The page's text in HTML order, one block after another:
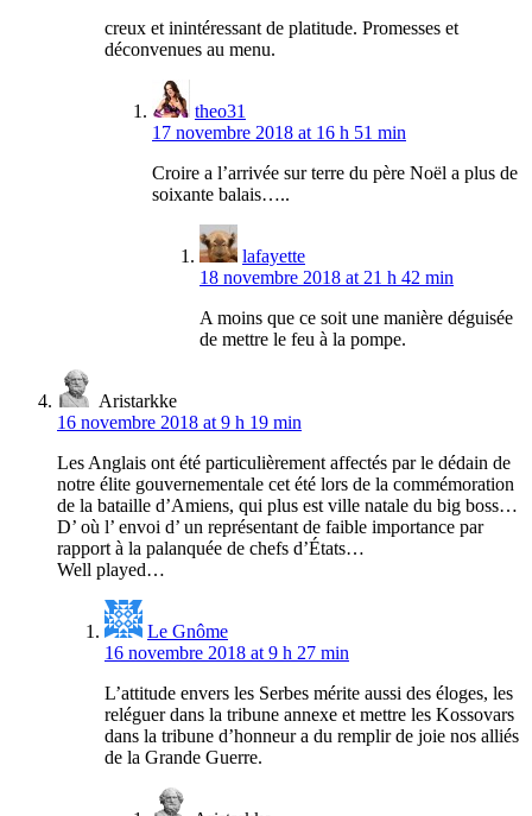
creux et inintéressant de platitude. Promesses et
déconvenues au menu.
theo31
17 novembre 2018 at 16 h 51 min
Croire a l’arrivée sur terre du père Noël a plus de
soixante balais…..
lafayette
18 novembre 2018 at 21 h 42 min
A moins que ce soit une manière déguisée
de mettre le feu à la pompe.
Aristarkke
16 novembre 2018 at 9 h 19 min
Les Anglais ont été particulièrement affectés par le dédain de
notre élite gouvernementale cet été lors de la commémoration
de la bataille d’Amiens, qui plus est ville natale du big boss…
D’ où l’ envoi d’ un représentant de faible importance par
rapport à la palanquée de chefs d’États…
Well played…
Le Gnôme
16 novembre 2018 at 9 h 27 min
L’attitude envers les Serbes mérite aussi des éloges, les
reléguer dans la tribune annexe et mettre les Kossovars
dans la tribune d’honneur a du remplir de joie nos alliés
de la Grande Guerre.